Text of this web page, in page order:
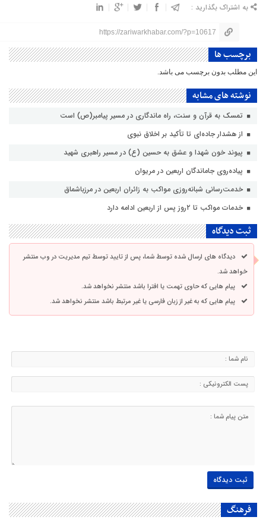
به اشتراک بگذارید :
https://zariwarkhabar.com/?p=10617
برچسب ها
این مطلب بدون برچسب می باشد.
نوشته های مشابه
تمسک به قرآن و سنت، راه ماندگاری در مسیر پیامبر(ص) است
از هشدار جاده‌ای تا تأکید بر اخلاق نبوی
پیوند خون شهدا و عشق به حسین (ع) در مسیر راهبری شهید
پیاده‌روی جاماندگان اربعین در مریوان
خدمت‌رسانی شبانه‌روزی مواکب به زائران اربعین در مرزباشماق
خدمات مواکب تا ۲روز پس از اربعین ادامه دارد
ثبت دیدگاه
دیدگاه های ارسال شده توسط شما، پس از تایید توسط تیم مدیریت در وب منتشر
خواهد شد.
پیام هایی که حاوی تهمت یا افترا باشد منتشر نخواهد شد.
پیام هایی که به غیر از زبان فارسی یا غیر مرتبط باشد منتشر نخواهد شد.
فرهنگ